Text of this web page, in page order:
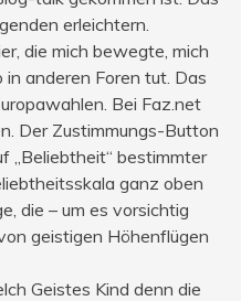
erleichtern.
die mich bewegte, mich
anderen Foren tut. Das
Bei Faz.net
Der Zustimmungs-Button
„Beliebtheit“ bestimmter
ganz oben
die – um es vorsichtig
geistigen Höhenflügen
Geistes Kind denn die